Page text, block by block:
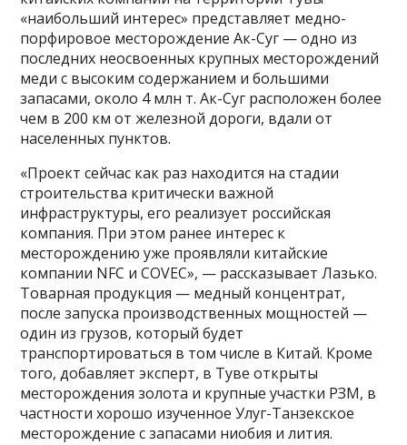
«наибольший интерес» представляет медно-
порфировое месторождение Ак-Суг — одно из
последних неосвоенных крупных месторождений
меди с высоким содержанием и большими
запасами, около 4 млн т. Ак-Суг расположен более
чем в 200 км от железной дороги, вдали от
населенных пунктов.
«Проект сейчас как раз находится на стадии
строительства критически важной
инфраструктуры, его реализует российская
компания. При этом ранее интерес к
месторождению уже проявляли китайские
компании NFC и COVEC», — рассказывает Лазько.
Товарная продукция — медный концентрат,
после запуска производственных мощностей —
один из грузов, который будет
транспортироваться в том числе в Китай. Кроме
того, добавляет эксперт, в Туве открыты
месторождения золота и крупные участки РЗМ, в
частности хорошо изученное Улуг-Танзекское
месторождение с запасами ниобия и лития.